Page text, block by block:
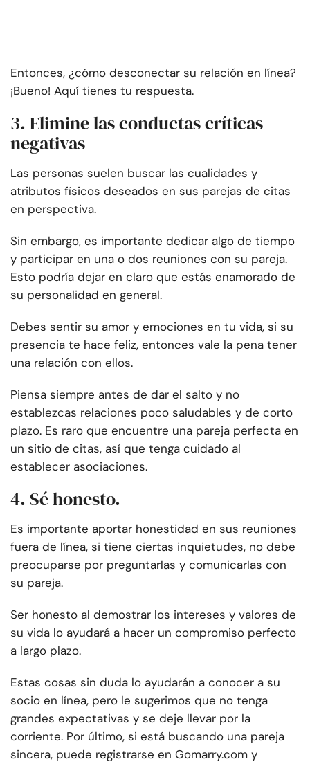
Entonces, ¿cómo desconectar su relación en línea?
¡Bueno! Aquí tienes tu respuesta.
3. Elimine las conductas críticas
negativas
Las personas suelen buscar las cualidades y
atributos físicos deseados en sus parejas de citas
en perspectiva.
Sin embargo, es importante dedicar algo de tiempo
y participar en una o dos reuniones con su pareja.
Esto podría dejar en claro que estás enamorado de
su personalidad en general.
Debes sentir su amor y emociones en tu vida, si su
presencia te hace feliz, entonces vale la pena tener
una relación con ellos.
Piensa siempre antes de dar el salto y no
establezcas relaciones poco saludables y de corto
plazo. Es raro que encuentre una pareja perfecta en
un sitio de citas, así que tenga cuidado al
establecer asociaciones.
4. Sé honesto.
Es importante aportar honestidad en sus reuniones
fuera de línea, si tiene ciertas inquietudes, no debe
preocuparse por preguntarlas y comunicarlas con
su pareja.
Ser honesto al demostrar los intereses y valores de
su vida lo ayudará a hacer un compromiso perfecto
a largo plazo.
Estas cosas sin duda lo ayudarán a conocer a su
socio en línea, pero le sugerimos que no tenga
grandes expectativas y se deje llevar por la
corriente. Por último, si está buscando una pareja
sincera, puede registrarse en Gomarry.com y